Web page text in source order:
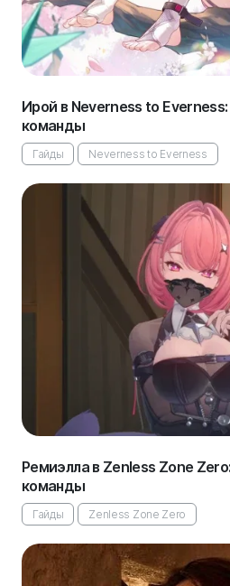
Ирой в Neverness to
команды
Гайды Neverness to Everness
Ремиэлла в Zenless Zone
команды
Гайды Zenless Zone Zero